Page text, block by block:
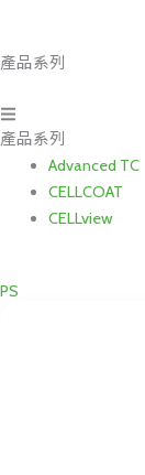
產品系列
Main
Menu
產品系列
Advanced TC
CELLCOAT
CELLview
PS